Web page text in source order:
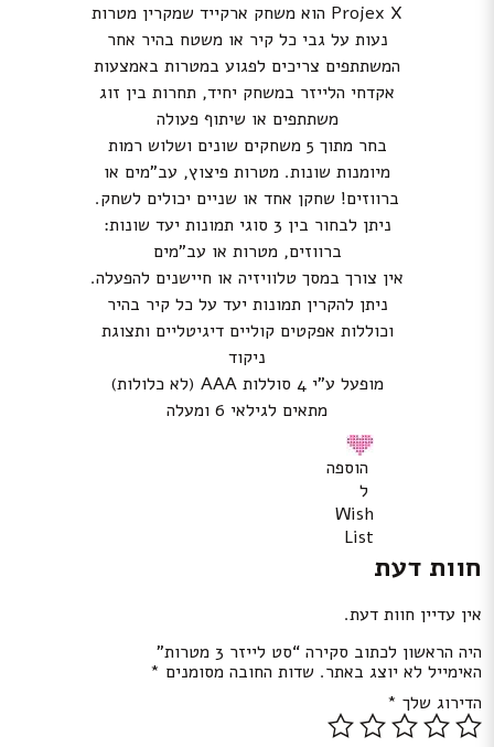
Projex X הוא משחק ארקייד שמקרין מטרות
נעות על גבי כל קיר או משטח בהיר אחר
המשתתפים צריכים לפגוע במטרות באמצעות
אקדחי הלייזר במשחק יחיד, תחרות בין זוג
משתתפים או שיתוף פעולה
בחר מתוך 5 משחקים שונים ושלוש רמות
מיומנות שונות. מטרות פיצוץ, עב”מים או
ברווזים! שחקן אחד או שניים יכולים לשחק.
ניתן לבחור בין 3 סוגי תמונות יעד שונות:
ברווזים, מטרות או עב”מים
אין צורך במסך טלוויזיה או חיישנים להפעלה.
ניתן להקרין תמונות יעד על כל קיר בהיר
וכוללות אפקטים קוליים דיגיטליים ותצוגת
ניקוד
מופעל ע”י 4 סוללות
AAA (לא כלולות)
מתאים לגילאי 6 ומעלה
הוספה
ל
Wish
List
חוות דעת
אין עדיין חוות דעת.
היה הראשון לכתוב סקירה “סט לייזר 3 מטרות”
האימייל לא יוצג באתר. שדות החובה מסומנים *
הדירוג שלך *